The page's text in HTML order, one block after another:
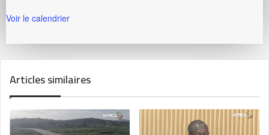
Voir le calendrier
Articles similaires